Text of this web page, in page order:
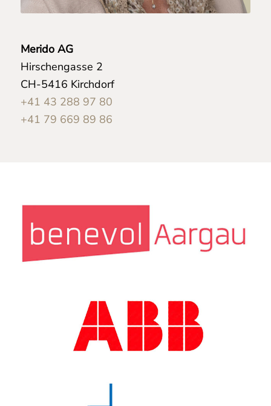
Merido AG
Hirschengasse 2
CH-5416 Kirchdorf
+41 43 288 97 80
+41 79 669 89 86